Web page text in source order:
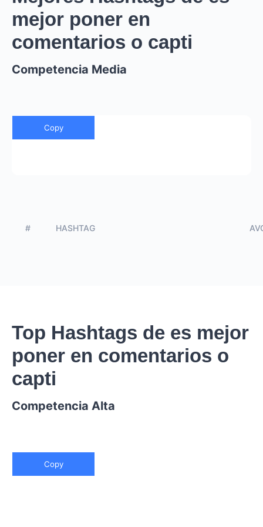
mejor poner en
comentarios o capti
Competencia Media
Copy
# HASHTAG
Top Hashtags de es mejor
poner en comentarios o
capti
Competencia Alta
Copy